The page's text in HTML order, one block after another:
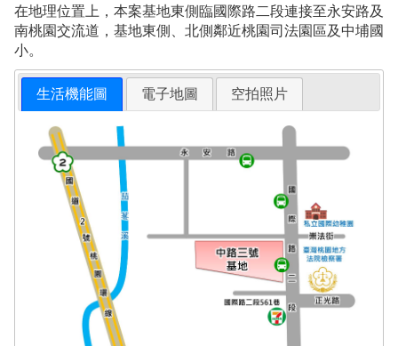
在地理位置上，本案基地東側臨國際路二段連接至永安路及
南桃園交流道，基地東側、北側鄰近桃園司法園區及中埔國
小。
生活機能圖 電子地圖 空拍照片